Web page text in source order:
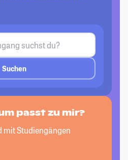
Suchen
passtzu mir?
mit Studiengängen